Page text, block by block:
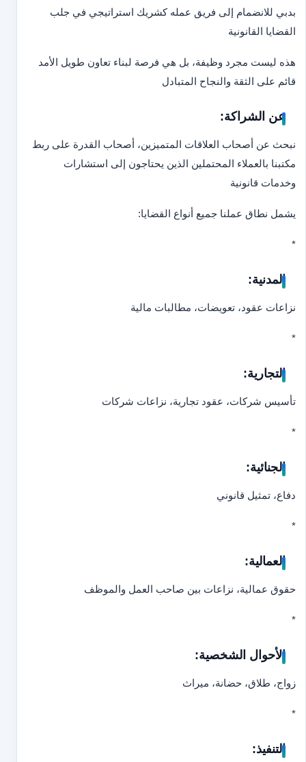
بدبي للانضمام إلى فريق عمله كشريك استراتيجي في جلب
القضايا القانونية
هذه ليست مجرد وظيفة، بل هي فرصة لبناء تعاون طويل الأمد
قائم على الثقة والنجاح المتبادل
عن الشراكة:
نبحث عن أصحاب العلاقات المتميزين، أصحاب القدرة على ربط
مكتبنا بالعملاء المحتملين الذين يحتاجون إلى استشارات
وخدمات قانونية
يشمل نطاق عملنا جميع أنواع القضايا:
*
المدنية:
نزاعات عقود، تعويضات، مطالبات مالية
*
التجارية:
تأسيس شركات، عقود تجارية، نزاعات شركات
*
الجنائية:
دفاع، تمثيل قانوني
*
العمالية:
حقوق عمالية، نزاعات بين صاحب العمل والموظف
*
الأحوال الشخصية:
زواج، طلاق، حضانة، ميراث
*
التنفيذ: